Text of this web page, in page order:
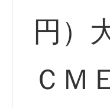
円）
ＣＭ